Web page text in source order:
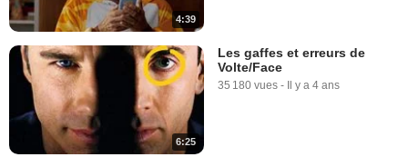
4:39
6:25
Les gaffes et erreurs de
Volte/Face
35 180 vues - Il y a 4 ans